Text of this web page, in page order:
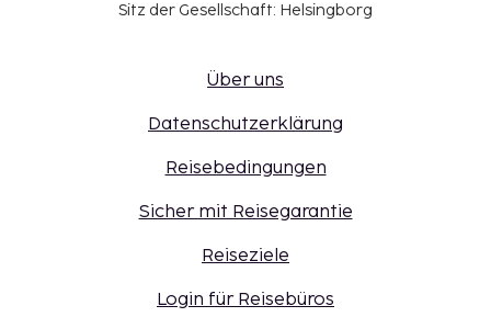
Sitz der Gesellschaft: Helsingborg
Über uns
Datenschutzerklärung
Reisebedingungen
Sicher mit Reisegarantie
Reiseziele
Login für Reisebüros